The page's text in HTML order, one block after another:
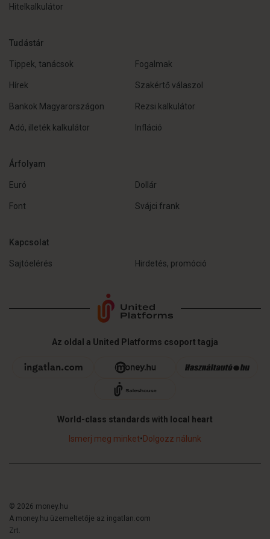
Hitelkalkulátor
Tudástár
Tippek, tanácsok Fogalmak
Hírek Szakértő válaszol
Bankok Magyarországon Rezsi kalkulátor
Adó, illeték kalkulátor Infláció
Árfolyam
Euró Dollár
Font Svájci frank
Kapcsolat
Sajtóelérés Hirdetés, promóció
Az oldal a United Platforms csoport tagja
World-class standards with local heart
Ismerj meg minket•Dolgozz nálunk
© 2026 money.hu
A money.hu üzemeltetője az ingatlan.com
Zrt.